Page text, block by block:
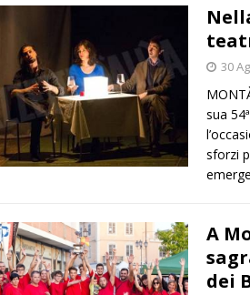
Alba:
30
sua
sforzi
A
dei